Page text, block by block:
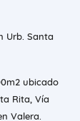
Urb. Santa
ubicado
Rita, Vía
Valera.